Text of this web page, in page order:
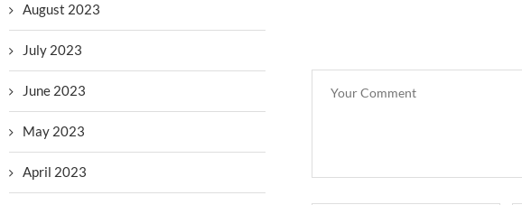
August 2023
July 2023
June 2023
May 2023
April 2023